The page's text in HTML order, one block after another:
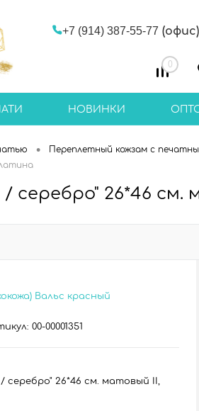
+7 (914) 387-55-77
0
НОВИНКИ
• Переплетный кожзам с
серебро" 26*46
Вальс красный
00-00001351
серебро" 26*46 см. матовый II,